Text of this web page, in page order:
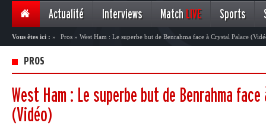
Actualité Interviews Match LIVE Sports
Vous êtes ici : » Pros » West Ham : Le superbe but de Benrahma face à Crystal Palace
PROS
West Ham : Le superbe but de Benrahma
(Vidéo)